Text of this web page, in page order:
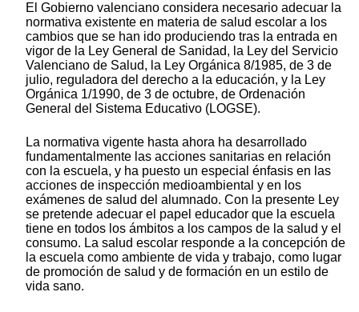
El Gobierno valenciano considera necesario adecuar la
normativa existente en materia de salud escolar a los
cambios que se han ido produciendo tras la entrada en
vigor de la Ley General de Sanidad, la Ley del Servicio
Valenciano de Salud, la Ley Orgánica 8/1985, de 3 de
julio, reguladora del derecho a la educación, y la Ley
Orgánica 1/1990, de 3 de octubre, de Ordenación
General del Sistema Educativo (LOGSE).
La normativa vigente hasta ahora ha desarrollado
fundamentalmente las acciones sanitarias en relación
con la escuela, y ha puesto un especial énfasis en las
acciones de inspección medioambiental y en los
exámenes de salud del alumnado. Con la presente Ley
se pretende adecuar el papel educador que la escuela
tiene en todos los ámbitos a los campos de la salud y el
consumo. La salud escolar responde a la concepción de
la escuela como ambiente de vida y trabajo, como lugar
de promoción de salud y de formación en un estilo de
vida sano.